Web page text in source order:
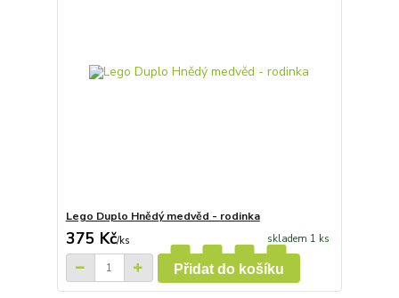
Lego Duplo Hnědý medvěd - rodinka
375 Kč/ks skladem 1 ks
Přidat do košíku